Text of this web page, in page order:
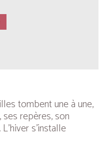
tombent une à une,
repères, son
s’installe